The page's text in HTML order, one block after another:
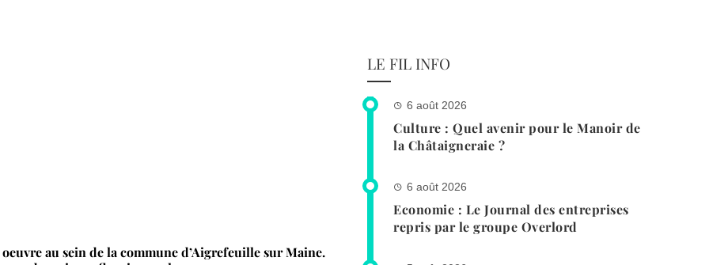
au sein de la commune d’Aigrefeuille sur Maine.
LE FIL INFO
6 août 2026
Culture : Quel avenir pour le Manoir de
la Châtaigneraie ?
6 août 2026
Economie : Le Journal des entreprises
repris par le groupe Overlord